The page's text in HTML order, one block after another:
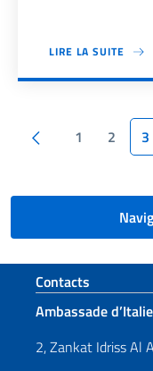
LIRE LA SUITE
Pagination
Page précédente
1 2 3
Section
Contacts
Ambassade
2, Zankat Idriss Al